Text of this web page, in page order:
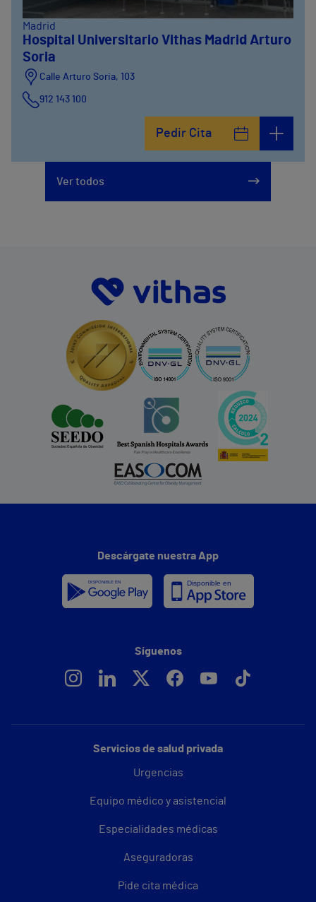
Madrid
Hospital Universitario Vithas Madrid Arturo
Soria
Calle Arturo Soria, 103
912 143 100
Pedir Cita
Ver todos
Servicios de salud privada
Urgencias
Equipo médico y asistencial
Especialidades médicas
Aseguradoras
Pide cita médica
Descárgate nuestra App
Síguenos